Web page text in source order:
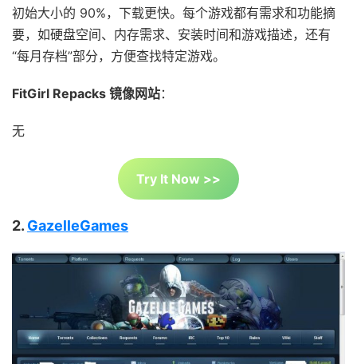
初始大小的 90%，下载更快。每个游戏都有需求和功能摘
要，如硬盘空间、内存需求、安装时间和游戏描述，还有
“每月存档”部分，方便查找特定游戏。
FitGirl Repacks 镜像网站：
无
Try It Now >>
2. GazelleGames